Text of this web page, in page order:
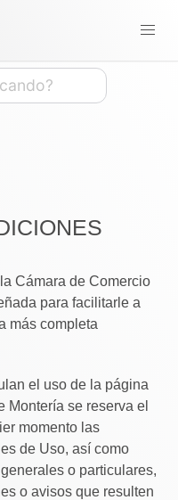
Cámara de Comercio
para facilitarle a
más completa
el uso de la página
Montería se reserva el
momento las
de Uso, así como
o particulares,
o avisos que resulten